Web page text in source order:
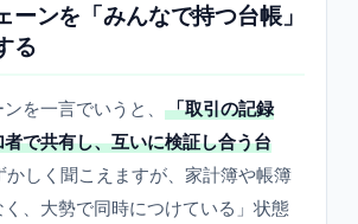
ーンを「みんなで持つ台帳」
る
を一言でいうと、
「取引の記録
で共有し、互いに検証し合う台
かしく聞こえますが、家計簿や帳簿
、大勢で同時につけている」状態